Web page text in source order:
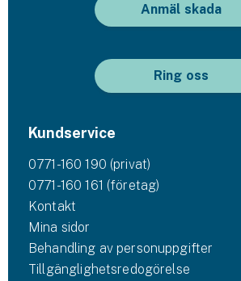
Anmäl skada
Ring oss
Kundservice
0771-160 190 (privat)
0771-160 161 (företag)
Kontakt
Mina sidor
Behandling av personuppgifter
Tillgänglighetsredogörelse